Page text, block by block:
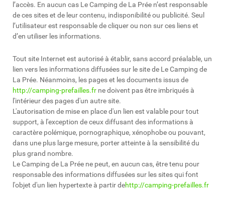
l’accès. En aucun cas Le Camping de La Prée n’est responsable
de ces sites et de leur contenu, indisponibilité ou publicité. Seul
l’utilisateur est responsable de cliquer ou non sur ces liens et
d’en utiliser les informations.
Tout site Internet est autorisé à établir, sans accord préalable, un
lien vers les informations diffusées sur le site de Le Camping de
La Prée. Néanmoins, les pages et les documents issus de
http://camping-prefailles.fr ne doivent pas être imbriqués à
l'intérieur des pages d'un autre site.
L'autorisation de mise en place d'un lien est valable pour tout
support, à l'exception de ceux diffusant des informations à
caractère polémique, pornographique, xénophobe ou pouvant,
dans une plus large mesure, porter atteinte à la sensibilité du
plus grand nombre.
Le Camping de La Prée ne peut, en aucun cas, être tenu pour
responsable des informations diffusées sur les sites qui font
l'objet d'un lien hypertexte à partir dehttp://camping-prefailles.fr